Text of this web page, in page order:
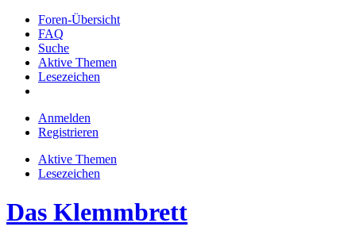
Foren-Übersicht
FAQ
Suche
Aktive Themen
Lesezeichen
Anmelden
Registrieren
Aktive Themen
Lesezeichen
Das Klemmbrett